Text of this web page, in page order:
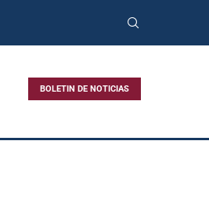
BOLETIN DE NOTICIAS